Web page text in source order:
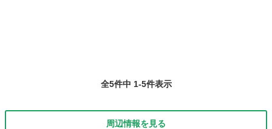
全5件中 1-5件表示
周辺情報を見る